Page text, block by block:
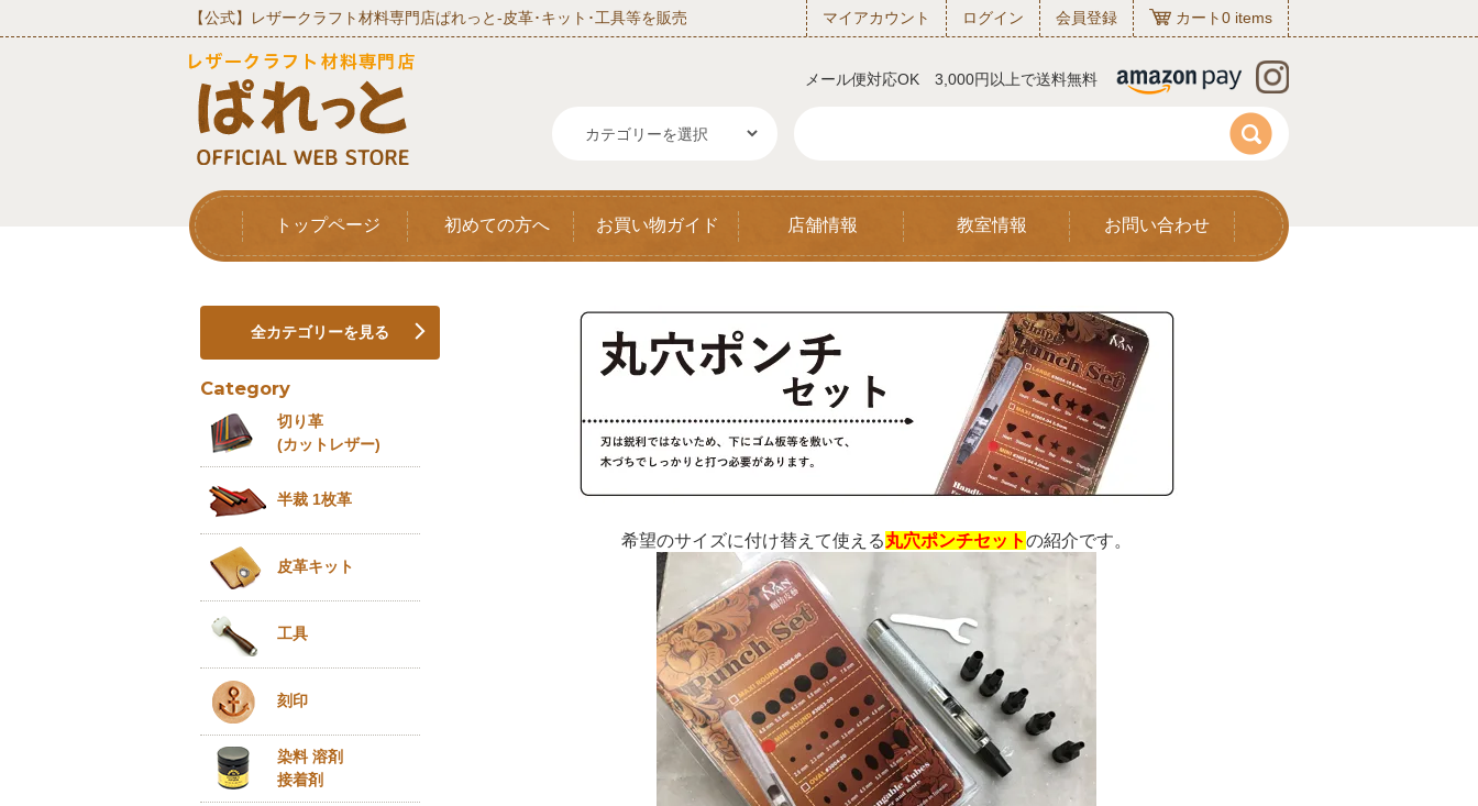
【公式】レザークラフト材料専門店ぱれっと‐皮革･キット･工具等を販売 マイアカウント ログイン 会員登録 カート0 items
メール便対応OK 3,000円以上で送料無料
トップページ 初めての方へ お買い物ガイド 店舗情報 教室情報 お問い合わせ
希望のサイズに付け替えて使える丸穴ポンチセットの紹介です。
全カテゴリーを見る
Category
切り革
(カットレザー)
半裁 1枚革
皮革キット
工具
刻印
染料 溶剤
接着剤